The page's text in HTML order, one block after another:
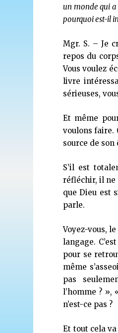
un monde qui a
pourquoi est-il
Mgr. S. – Je
repos du
Vous voulez
livre
sérieuses,
Et même
voulons faire.
source de son
S’il est
réfléchir, il ne
que Dieu est
parle.
Voyez-vous,
langage.
pour se
même
pas
l’homme ? »,
n’est-ce pas ?
Et tout cela